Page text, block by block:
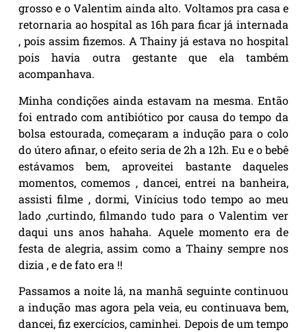
grosso e o Valentim ainda alto. Voltamos pra casa e
retornaria ao hospital as 16h para ficar já internada
, pois assim fizemos. A Thainy já estava no hospital
pois havia outra gestante que ela também
acompanhava.
Minha condições ainda estavam na mesma. Então
foi entrado com antibiótico por causa do tempo da
bolsa estourada, começaram a indução para o colo
do útero afinar, o efeito seria de 2h a 12h. Eu e o bebê
estávamos bem, aproveitei bastante daqueles
momentos, comemos , dancei, entrei na banheira,
assisti filme , dormi, Vinícius todo tempo ao meu
lado ,curtindo, filmando tudo para o Valentim ver
daqui uns anos hahaha. Aquele momento era de
festa de alegria, assim como a Thainy sempre nos
dizia , e de fato era !!
Passamos a noite lá, na manhã seguinte continuou
a indução mas agora pela veia, eu continuava bem,
dancei, fiz exercícios, caminhei. Depois de um tempo